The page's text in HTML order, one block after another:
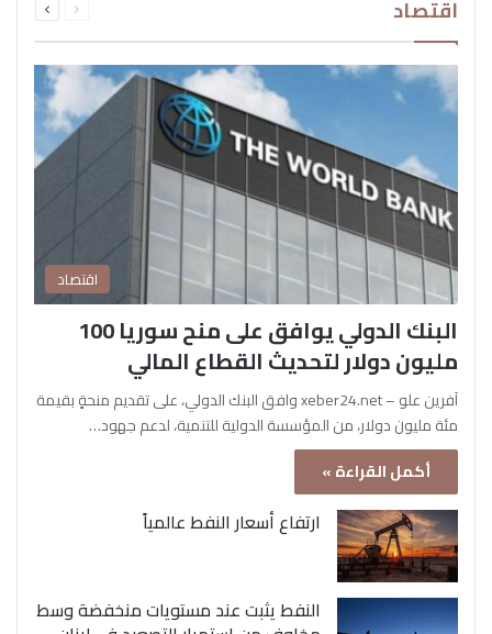
اقتصاد الصفحةالصفحة
اقتصاد
البنك الدولي يوافق على منح سوريا 100
مليون دولار لتحديث القطاع المالي
آفرين علو – xeber24.net وافق البنك الدولي، على تقديم منحةٍ بقيمة
مئة مليون دولار، من المؤسسة الدولية للتنمية، لدعم جهود…
أكمل القراءة »
ارتفاع أسعار النفط عالمياً
النفط يثبت عند مستويات منخفضة وسط